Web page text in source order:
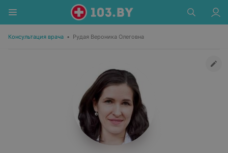
Консультация врача • Рудая Вероника Олеговна